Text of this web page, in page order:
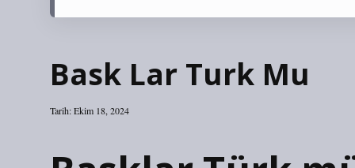
Bask Lar Turk Mu
Tarih: Ekim 18, 2024